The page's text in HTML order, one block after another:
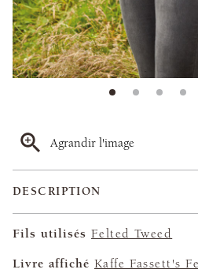
Agrandir l'image
DESCRIPTION
Fils utilisés Felted Tweed
Livre affiché Kaffe Fassett's